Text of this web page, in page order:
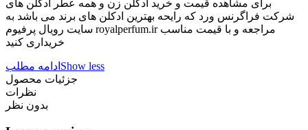
برای مشاهده قیمت و خرید ادکلن زن و همه عطر ادکلن های
شرکت فراگرنس ورد که رایحه بهترین ادکلن های برند می باشد به
سایت رویال پرفیوم royalperfum.ir مراجعه و با قیمت مناسب
خریداری کنید
ادامه مطلب Show less
جزئیات محصول
نظرات
بدون نظر